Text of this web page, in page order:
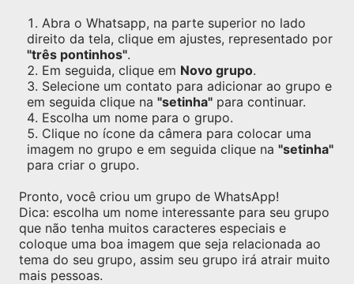
Abra o Whatsapp, na parte superior no lado
direito da tela, clique em ajustes, representado por
"três pontinhos".
Em seguida, clique em Novo grupo.
Selecione um contato para adicionar ao grupo e
em seguida clique na "setinha" para continuar.
Escolha um nome para o grupo.
Clique no ícone da câmera para colocar uma
imagem no grupo e em seguida clique na "setinha"
para criar o grupo.
Pronto, você criou um grupo de WhatsApp!
Dica: escolha um nome interessante para seu grupo
que não tenha muitos caracteres especiais e
coloque uma boa imagem que seja relacionada ao
tema do seu grupo, assim seu grupo irá atrair muito
mais pessoas.